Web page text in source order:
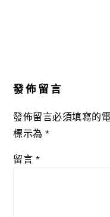
發佈留言
發佈留言必須填寫的
標示為*
留言 *